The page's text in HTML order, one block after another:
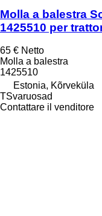
Molla a balestra
1425510 per
65 € Netto
Molla a balestra
1425510
Estonia, Kõrveküla
TSvaruosad
Contattare il venditore